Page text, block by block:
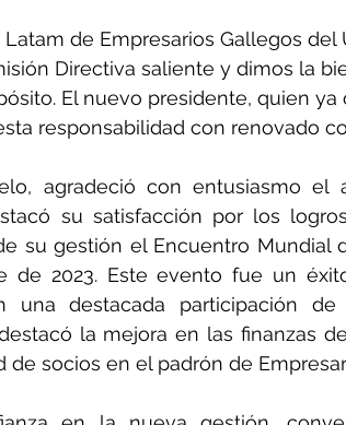
de Empresarios Gallegos del
Directiva saliente y dimos la
El nuevo presidente, quien ya
responsabilidad con renovado
agradeció con entusiasmo el
su satisfacción por los
su gestión el Encuentro Mundial
de 2023. Este evento fue un
una destacada participación de
la mejora en las finanzas
socios en el padrón de